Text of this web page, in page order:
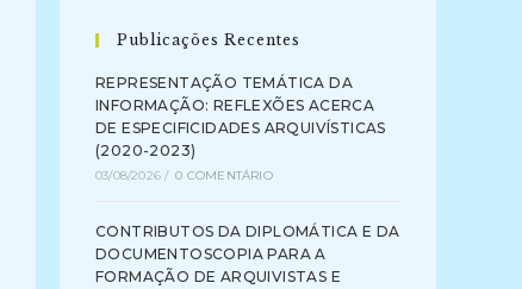
Publicações Recentes
REPRESENTAÇÃO TEMÁTICA DA
INFORMAÇÃO: REFLEXÕES ACERCA
DE ESPECIFICIDADES ARQUIVÍSTICAS
(2020-2023)
03/08/2026 / 0 COMENTÁRIO
CONTRIBUTOS DA DIPLOMÁTICA E DA
DOCUMENTOSCOPIA PARA A
FORMAÇÃO DE ARQUIVISTAS E